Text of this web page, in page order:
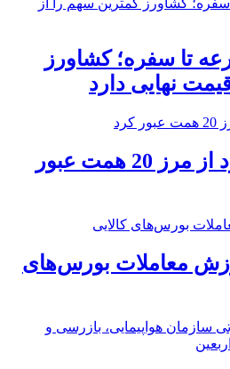
تا سفره؛ کشاورز
نهایی دارد
ارزش معاملات خرد از مرز 20 همت عبور
ارزش معاملات بورس‌های